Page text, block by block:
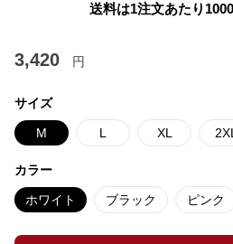
送料は1注文あたり 1000
3,420 円
サイズ
M L XL 2XL
カラー
ホワイト ブラック ピンク